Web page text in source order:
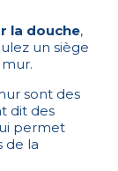
la douche,
un siège
sont des
dit des
permet
de la